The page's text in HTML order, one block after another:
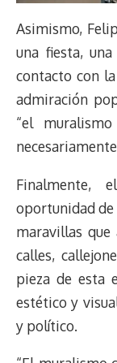
Asimismo,
una fiesta,
contacto con
admiración
“el
Finalmente,
oportunidad
maravillas
calles,
pieza de esta
estético y
y político.